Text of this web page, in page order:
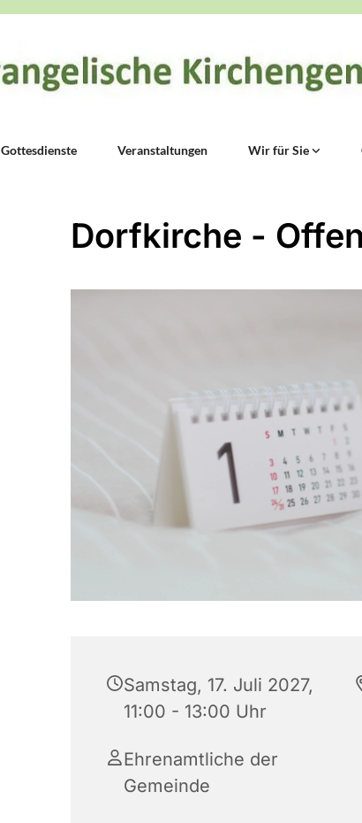
Gottesdienste Veranstaltungen Wir für Sie
Dorfkirche -
Samstag, 17. Juli 2027,
11:00 - 13:00 Uhr
Ehrenamtliche der
Gemeinde